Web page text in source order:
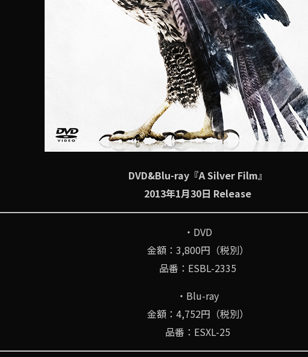
DVD&Blu-ray『A Silver Film』
2013年1月30日 Release
・DVD
金額：3,800円（税別）
品番：ESBL-2335
・Blu-ray
金額：4,752円（税別）
品番：ESXL-25